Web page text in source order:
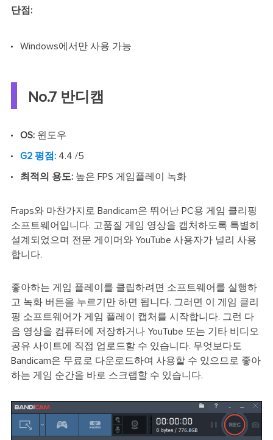
단점:
Windows에서만 사용 가능
No.7 반디캠
OS:윈도우
G2 평점:4.4 /5
최적의 용도:높은 FPS 게임플레이 녹화
Fraps와 마찬가지로 Bandicam은 뛰어난 PC용 게임 클리핑
소프트웨어입니다. 고품질 게임 영상을 캡처하도록 특별히
설계되었으며 전문 게이머와 YouTube 사용자가 널리 사용
합니다.
좋아하는 게임 플레이를 클립하려면 소프트웨어를 실행하
고 녹화 버튼을 누르기만 하면 됩니다. 그러면 이 게임 클리
핑 소프트웨어가 게임 플레이 캡처를 시작합니다. 그런 다
음 영상을 컴퓨터에 저장하거나 YouTube 또는 기타 비디오
공유 사이트에 직접 업로드할 수 있습니다. 무엇보다도
Bandicam은 무료로 다운로드하여 사용할 수 있으므로 좋아
하는 게임 순간을 바로 스크랩할 수 있습니다.